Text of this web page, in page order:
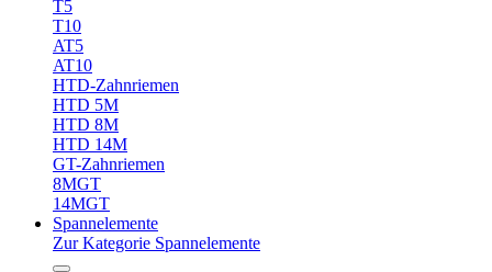
T5
T10
AT5
AT10
HTD-Zahnriemen
HTD 5M
HTD 8M
HTD 14M
GT-Zahnriemen
8MGT
14MGT
Spannelemente
Zur Kategorie Spannelemente